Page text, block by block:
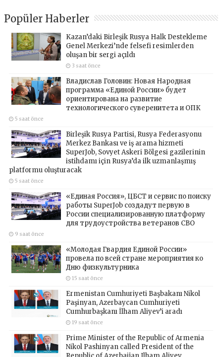
Popüler Haberler
Kazan’daki Birleşik Rusya Halk Destekleme
Genel Merkezi’nde felsefi resimlerden
oluşan bir sergi açıldı
3 saat önce
Владислав Головин: Новая Народная
программа «Единой России» будет
ориентирована на развитие
технологического суверенитета и ОПК
5 saat önce
Birleşik Rusya Partisi, Rusya Federasyonu
Merkez Bankası ve iş arama hizmeti
SuperJob, Sovyet Askeri Bölgesi gazilerinin
istihdamı için Rusya’da ilk uzmanlaşmış
platformu oluşturacak
5 saat önce
«Единая Россия», ЦБСТ и сервис по поиску
работы SuperJob создадут первую в
России специализированную платформу
для трудоустройства ветеранов СВО
9 saat önce
«Молодая Гвардия Единой России»
провела по всей стране мероприятия ко
Дню физкультурника
15 saat önce
Ermenistan Cumhuriyeti Başbakanı Nikol
Paşinyan, Azerbaycan Cumhuriyeti
Cumhurbaşkanı İlham Aliyev’i aradı
19 saat önce
Prime Minister of the Republic of Armenia
Nikol Pashinyan called President of the